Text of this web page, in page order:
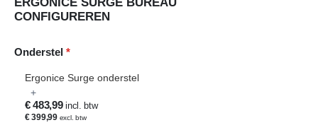
naar
het
van
afbeeldingen-
gallerij
CONFIGUREREN
Onderstel
Ergonice Surge onderstel
+
€ 483,99
€ 399,99